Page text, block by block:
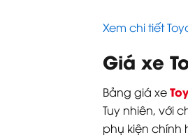
Xem chi tiết
Giá xe
Bảng giá xe
Tuy nhiên, với
phụ kiện chính